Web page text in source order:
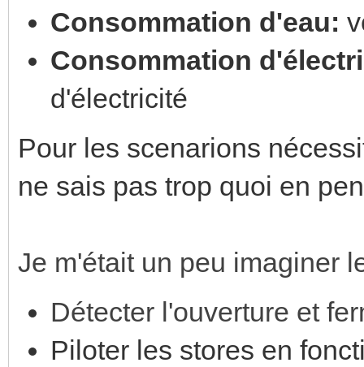
Consommation d'eau:
Consommation
d'électricité
Pour les scenarions
ne sais pas trop quoi en
Je m'était un peu imaginer
Détecter l'ouverture et
Piloter les stores en